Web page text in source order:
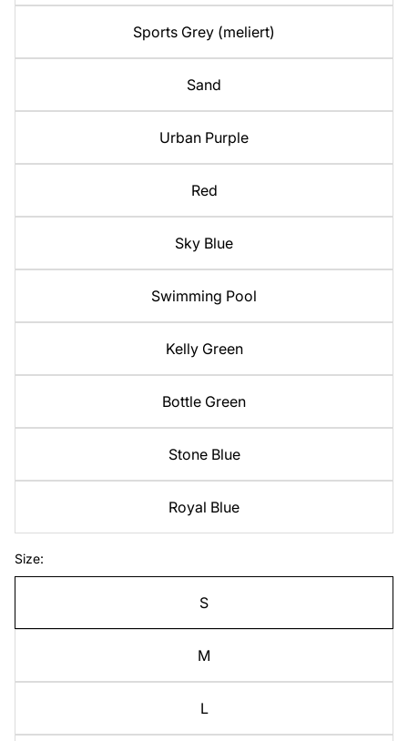
Sports Grey (meliert)
Sand
Urban Purple
Red
Sky Blue
Swimming Pool
Kelly Green
Bottle Green
Stone Blue
Royal Blue
Size:
S
M
L